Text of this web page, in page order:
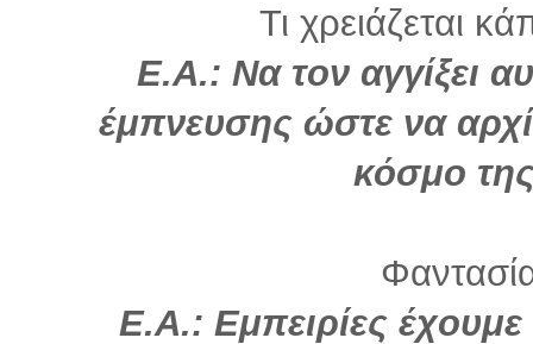
Τι χρειάζεται
Ε.Α.: Να τον αγγίξει
έμπνευσης ώστε να
κόσμο
Ε.Α.: Εμπειρίες έχουμε